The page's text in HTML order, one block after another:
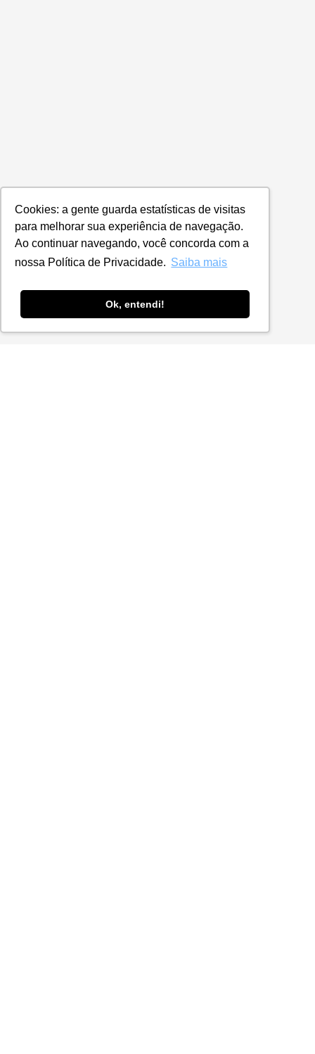
Cookies: a gente guarda estatísticas de visitas
para melhorar sua experiência de navegação.
Ao continuar navegando, você concorda com a
nossa Política de Privacidade. Saiba mais
Ok, entendi!